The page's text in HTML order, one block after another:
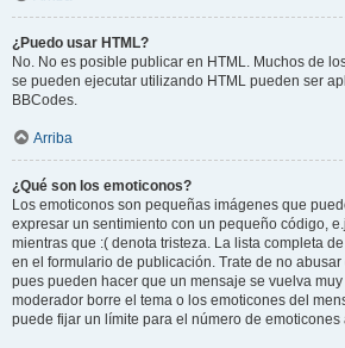
¿Puedo usar HTML?
No. No es posible publicar en HTML. Muchos de
se pueden ejecutar utilizando HTML pueden ser
BBCodes.
Arriba
¿Qué son los emoticonos?
Los emoticonos son pequeñas imágenes que
expresar un sentimiento con un pequeño código,
mientras que :( denota tristeza. La lista completa
en el formulario de publicación. Trate de no
pues pueden hacer que un mensaje se vuelva
moderador borre el tema o los emoticones del
puede fijar un límite para el número de